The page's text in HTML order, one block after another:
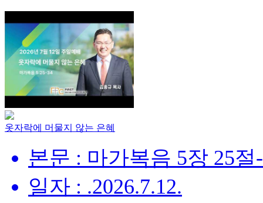
옷자락에 머물지 않는 은혜
본문 : 마가복음 5장 25절
일자 : .2026.7.12.